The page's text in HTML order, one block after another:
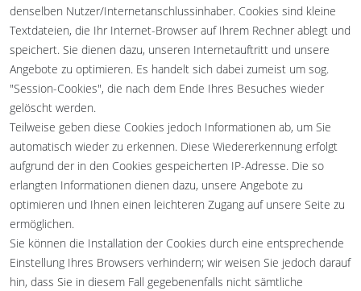
denselben Nutzer/Internetanschlussinhaber. Cookies sind kleine
Textdateien, die Ihr Internet-Browser auf Ihrem Rechner ablegt und
speichert. Sie dienen dazu, unseren Internetauftritt und unsere
Angebote zu optimieren. Es handelt sich dabei zumeist um sog.
"Session-Cookies", die nach dem Ende Ihres Besuches wieder
gelöscht werden.
Teilweise geben diese Cookies jedoch Informationen ab, um Sie
automatisch wieder zu erkennen. Diese Wiedererkennung erfolgt
aufgrund der in den Cookies gespeicherten IP-Adresse. Die so
erlangten Informationen dienen dazu, unsere Angebote zu
optimieren und Ihnen einen leichteren Zugang auf unsere Seite zu
ermöglichen.
Sie können die Installation der Cookies durch eine entsprechende
Einstellung Ihres Browsers verhindern; wir weisen Sie jedoch darauf
hin, dass Sie in diesem Fall gegebenenfalls nicht sämtliche